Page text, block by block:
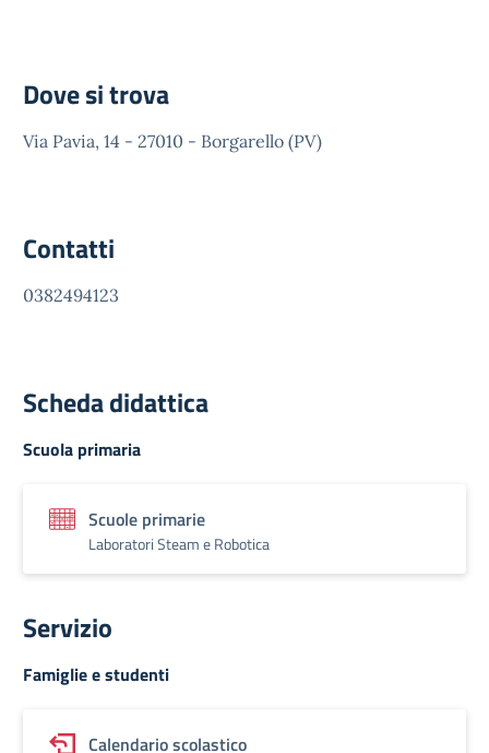
Dove si trova
Via Pavia, 14 - 27010 - Borgarello (PV)
Contatti
0382494123
Scheda didattica
Scuola primaria
Scuole primarie
Laboratori Steam e Robotica
Servizio
Famiglie e studenti
Calendario scolastico